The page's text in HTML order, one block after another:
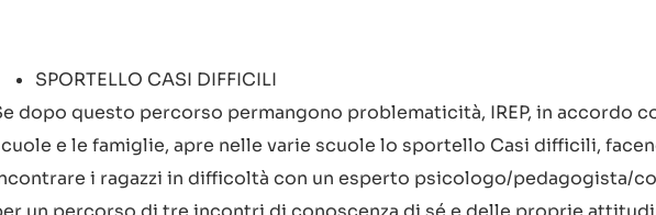
SPORTELLO CASI DIFFICILI
dopo questo percorso permangono problematicità, IREP, in accordo
e le famiglie, apre nelle varie scuole lo sportello Casi difficili,
i ragazzi in difficoltà con un esperto psicologo/pedagogista/